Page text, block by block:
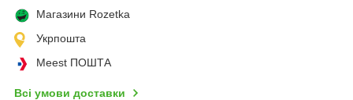
Магазини Rozetka
Укрпошта
Meest ПОШТА
Всі умови доставки